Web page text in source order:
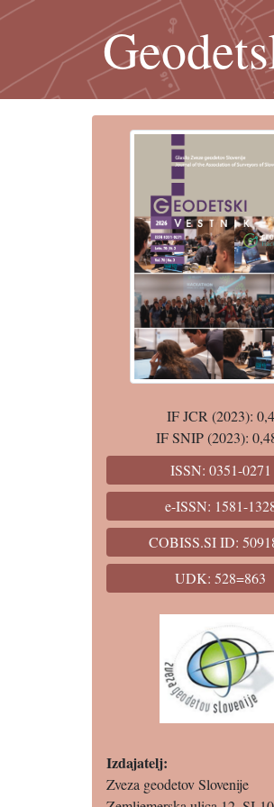
IF JCR (2023): 0,4
IF SNIP (2023):
ISSN: 0351-0271
e-ISSN: 1581-
COBISS.SI ID:
UDK: 528=863
Izdajatelj:
Zveza geodetov Slovenije